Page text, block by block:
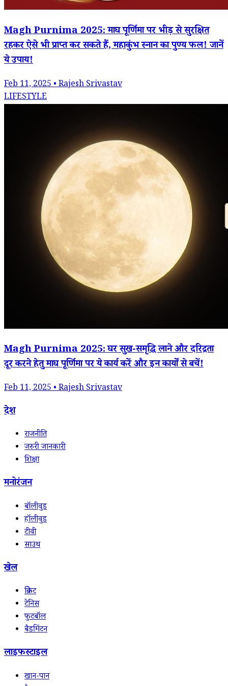
Magh Purnima 2025: माघ पूर्णिमा पर भीड़ से सुरक्षित
रहकर ऐसे भी प्राप्त कर सकते हैं, महाकुंभ स्नान का पुण्य फल! जानें
ये उपाय!
Feb 11, 2025 • Rajesh Srivastav
LIFESTYLE
Magh Purnima 2025: घर सुख-समृद्धि लाने और दरिद्रता
दूर करने हेतु माघ पूर्णिमा पर ये कार्य करें और इन कार्यों से बचें!
Feb 11, 2025 • Rajesh Srivastav
देश
राजनीति
जरुरी जानकारी
शिक्षा
मनोरंजन
बॉलीवुड
हॉलीवुड
टीवी
साउथ
खेल
क्रिकेट
टेनिस
फुटबॉल
बैडमिंटन
लाइफस्टाइल
खान-पान